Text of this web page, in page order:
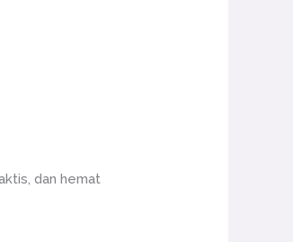
dan hemat